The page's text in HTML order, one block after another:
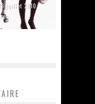
juillet 2010